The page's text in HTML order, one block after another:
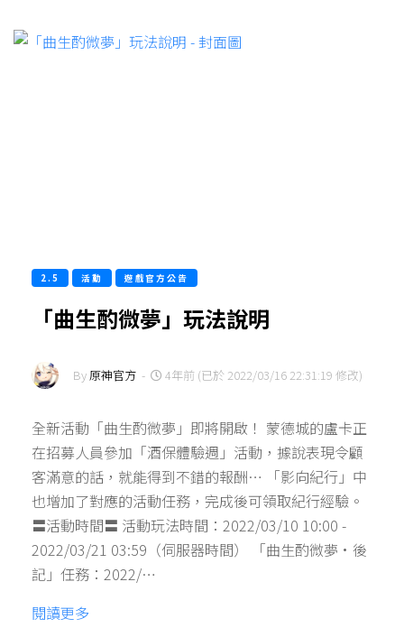
2.5 活動 遊戲官方公告
「曲生酌微夢」玩法說明
By原神官方 - 4年前 (已於 2022/03/16 22:31:19 修改)
全新活動「曲生酌微夢」即將開啟！ 蒙德城的盧卡正
在招募人員參加「酒保體驗週」活動，據說表現令顧
客滿意的話，就能得到不錯的報酬… 「影向紀行」中
也增加了對應的活動任務，完成後可領取紀行經驗。
〓活動時間〓 活動玩法時間：2022/03/10 10:00 -
2022/03/21 03:59（伺服器時間） 「曲生酌微夢·後
記」任務：2022/…
閱讀更多